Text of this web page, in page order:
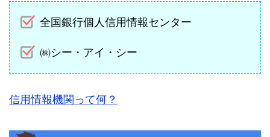
全国銀行個人信用情報センター
㈱シー・アイ・シー
信用情報機関って何？